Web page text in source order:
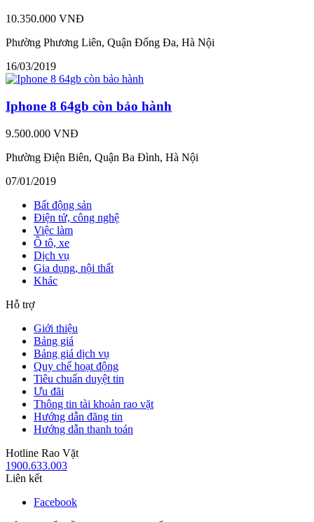
10.350.000 VNĐ
Phường Phương Liên, Quận Đống Đa, Hà Nội
16/03/2019
Iphone 8 64gb còn bảo hành
9.500.000 VNĐ
Phường Điện Biên, Quận Ba Đình, Hà Nội
07/01/2019
Bất động sản
Điện tử, công nghệ
Việc làm
Ô tô, xe
Dịch vụ
Gia dụng, nội thất
Khác
Hỗ trợ
Giới thiệu
Bảng giá
Bảng giá dịch vụ
Quy chế hoạt động
Tiêu chuẩn duyệt tin
Ưu đãi
Thông tin tài khoản rao vặt
Hướng dẫn đăng tin
Hướng dẫn thanh toán
Hotline Rao Vặt
1900.633.003
Liên kết
Facebook